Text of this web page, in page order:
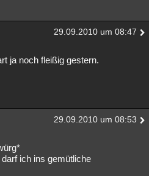
29.09.2010 um 08:47
ja noch fleißig gestern.
29.09.2010 um 08:53
ich ins gemütliche